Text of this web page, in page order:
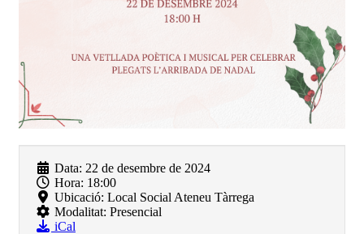
Data: 22 de desembre de 2024
Hora: 18:00
Ubicació: Local Social Ateneu Tàrrega
Modalitat: Presencial
iCal